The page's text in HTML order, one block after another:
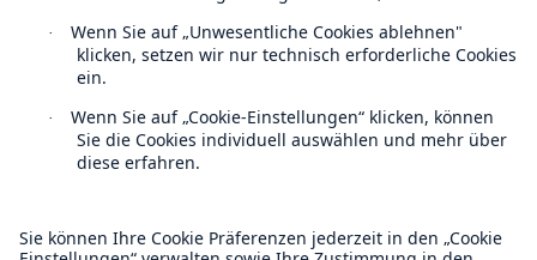
Datenschutz
Rechtliche Hinweise